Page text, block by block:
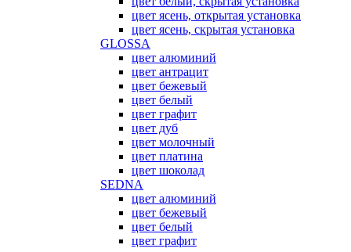
цвет ясень, открытая установка
цвет ясень, скрытая установка
GLOSSA
цвет алюминий
цвет антрацит
цвет бежевый
цвет белый
цвет графит
цвет дуб
цвет молочный
цвет платина
цвет шоколад
SEDNA
цвет алюминий
цвет бежевый
цвет белый
цвет графит